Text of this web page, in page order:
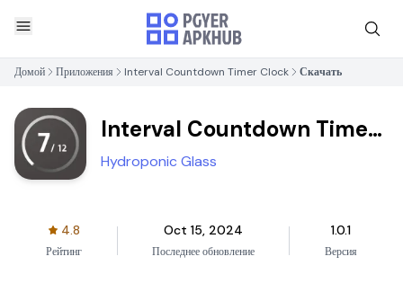
Домой Приложения Interval Countdown Timer Clock Скачать
Interval Countdown Timer
Clock
Hydroponic Glass
4.8
Рейтинг
Oct 15, 2024
Последнее обновление
1.0.1
Версия